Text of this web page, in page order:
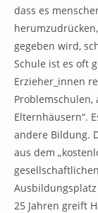
dass es
gegeben wird,
Schule ist es oft
Erzieher_innen
Elternhäusern“.
andere Bildung.
aus dem
25 Jahren greift